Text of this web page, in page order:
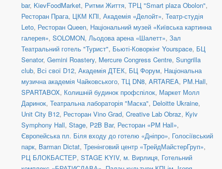
bar, KievFoodMarket, Ритми Життя, ТРЦ "Smart plaza Obolon",
Ресторан Прага, ЦКМ КПІ, Академія «Делойт», Театр-студія
Leto, Ресторан Queen, Національний музей «Київська картинна
галерея», SOLOMON, Льодова арена «Шалетт», Зал
Театральний готель "Турист", Бьюті-Коворкінг Yourspace, БЦ
Senator, Gemini Roastery, Mercure Congress Centre, Sungrilla
club, Всі свої D12, Академія ДТЕК, БЦ Форум, Національна
музична академія Чайковського, ТЦ DN8, ARTAREA, PM.Hall,
SPARTABOX, Колишній будинок профспілок, Маркет Молл
Даринок, Театральна лабораторія "Маска", Deloitte Ukraine,
Unit City B12, Ресторан Vino Grad, Creative Lab Obraz, Kyiv
Symphony Hall, Stage, P2B Bar, Ресторан «PM Hall»,
Європейська пл. Біля входу до готелю «Дніпро», Голосіївський
парк, Barman Dictat, Тренінговий центр «ТрейдМайстерГруп»,
РЦ БЛОКБАСТЕР, STAGE KYIV, м. Вирлиця, Готельний